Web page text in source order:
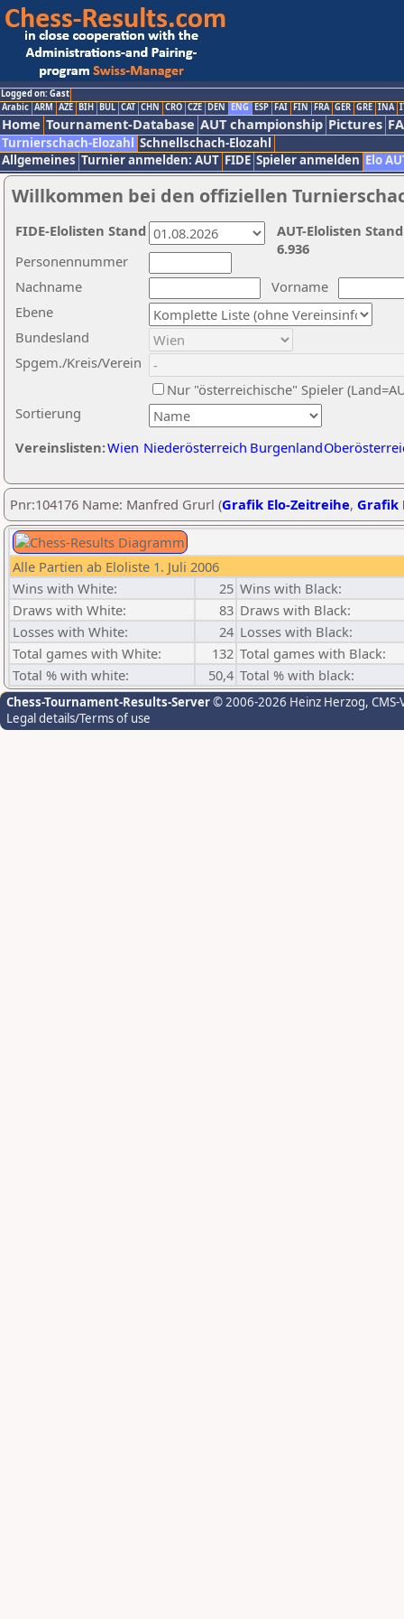
Logged on: Gast
Arabic ARM AZE BIH BUL CAT CHN CRO CZE DEN ENG ESP FAI FIN FRA GER GRE INA
Home Tournament-Database AUT championship Pictures
Turnierschach-Elozahl Schnellschach-Elozahl
Allgemeines Turnier anmelden: AUT FIDE Spieler anmelden Elo
Willkommen bei den offiziellen
Nachname
Vorname
Ebene
Sortierung
Personennummer
Bundesland
Spgem./Kreis/Verein
Nur "österreichische" Spieler
Vereinslisten:Wien Niederösterreich Burgenland
AUT-Elolisten
6.936
FIDE-Elolisten Stand
Pnr:104176 Name: Manfred Grurl (Grafik Elo-Zeitreihe, Grafik
Alle Partien ab Eloliste 1. Juli 2006
Wins with White:
25 Wins with Black:
Draws with White:
83 Draws with Black:
Losses with White:
24 Losses with Black:
Total games with White:
132 Total games with Black:
Total % with white:
50,4 Total % with black:
Chess-Tournament-Results-Server© 2006-2026 Heinz Herzog,
Legal details/Terms of use